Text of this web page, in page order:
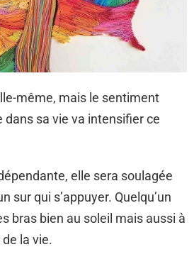
même, mais le sentiment
dans sa vie va intensifier ce
elle sera soulagée
sur qui s’appuyer. Quelqu’un
bras bien au soleil mais aussi à
la vie.